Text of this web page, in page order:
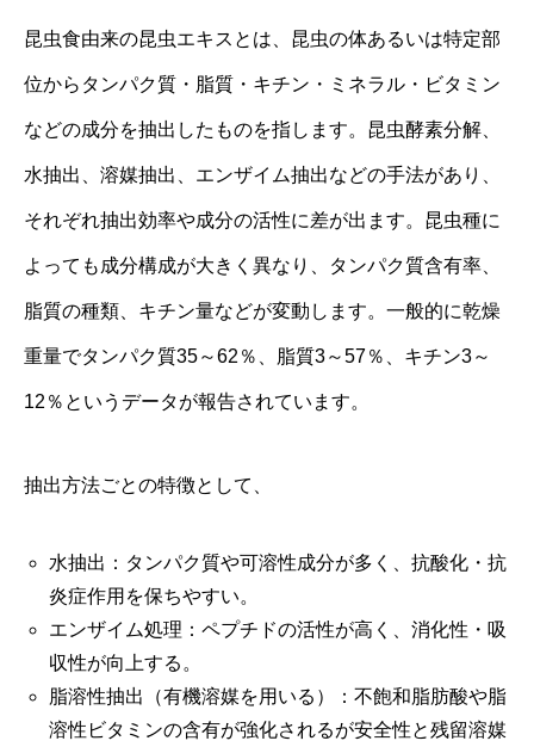
昆虫食由来の昆虫エキスとは、昆虫の体あるいは特定部
位からタンパク質・脂質・キチン・ミネラル・ビタミン
などの成分を抽出したものを指します。昆虫酵素分解、
水抽出、溶媒抽出、エンザイム抽出などの手法があり、
それぞれ抽出効率や成分の活性に差が出ます。昆虫種に
よっても成分構成が大きく異なり、タンパク質含有率、
脂質の種類、キチン量などが変動します。一般的に乾燥
重量でタンパク質35～62％、脂質3～57％、キチン3～
12％というデータが報告されています。
抽出方法ごとの特徴として、
水抽出：タンパク質や可溶性成分が多く、抗酸化・抗
炎症作用を保ちやすい。
エンザイム処理：ペプチドの活性が高く、消化性・吸
収性が向上する。
脂溶性抽出（有機溶媒を用いる）：不飽和脂肪酸や脂
溶性ビタミンの含有が強化されるが安全性と残留溶媒